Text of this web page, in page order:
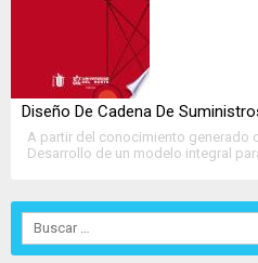
Diseño De Cadena De
A partir del conocimiento generado
Desarrollo de un modelo integral
>>Ver Ficha Completa<<